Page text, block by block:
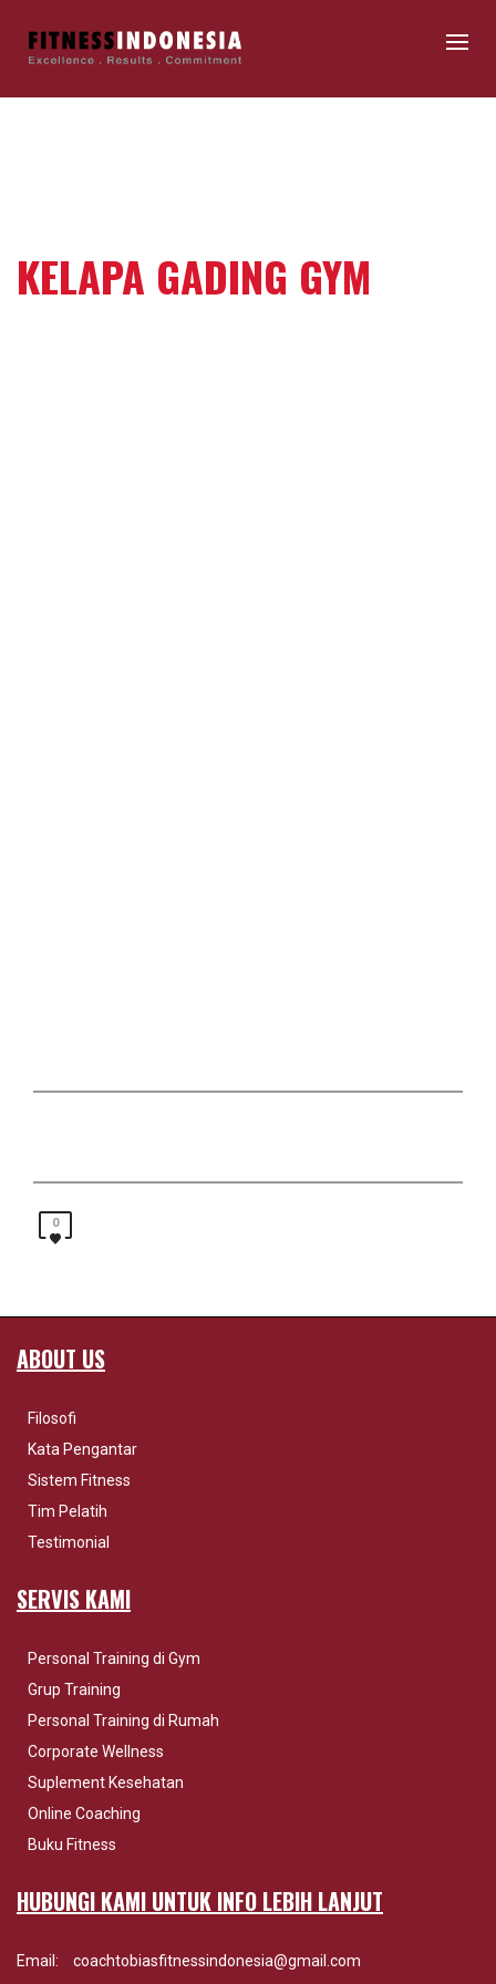
KELAPA GADING GYM
0
ABOUT US
Filosofi
Kata Pengantar
Sistem Fitness
Tim Pelatih
Testimonial
SERVIS KAMI
Personal Training di Gym
Grup Training
Personal Training di Rumah
Corporate Wellness
Suplement Kesehatan
Online Coaching
Buku Fitness
HUBUNGI KAMI UNTUK INFO LEBIH LANJUT
Email:
coachtobiasfitnessindonesia@gmail.com